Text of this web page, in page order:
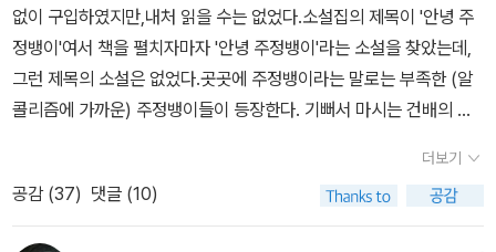
없이 구입하였지만,내처 읽을 수는 없었다.소설집의 제목이 '안녕 주
정뱅이'여서 책을 펼치자마자 '안녕 주정뱅이'라는 소설을 찾았는데,
그런 제목의 소설은 없었다.곳곳에 주정뱅이라는 말로는 부족한 (알
콜리즘에 가까운) 주정뱅이들이 등장한다. 기뻐서 마시는 건배의 술
했었는데,고통을 달래고 아픔을 잊기 위하여,(이런 말들도 사치인것
같고,)생각을 안 하고 통증을 마취시키기 위하여,거기다가 기억을 잊
기 위하여 술이 등장한다. 책을 읽는 내내, 이들의 상실과 결핍 때문에
더보기
공감 (37) 댓글 (10)